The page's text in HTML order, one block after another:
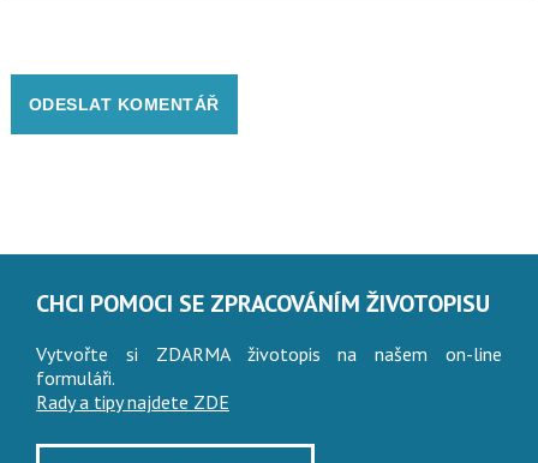
CHCI POMOCI SE ZPRACOVÁNÍM ŽIVOTOPISU
Vytvořte si ZDARMA životopis na našem on-line
formuláři.
Rady a tipy najdete ZDE